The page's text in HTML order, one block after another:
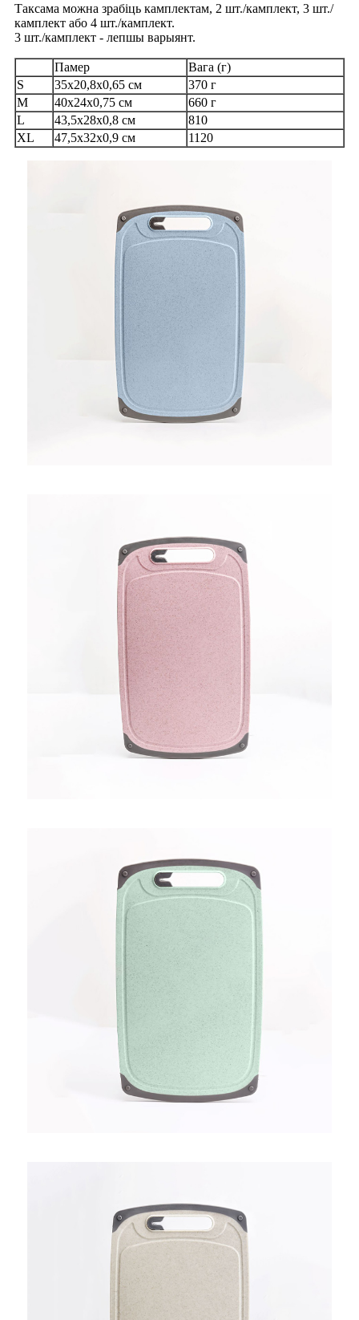
Таксама можна зрабіць камплектам, 2 шт./камплект, 3 шт./
камплект або 4 шт./камплект.
3 шт./камплект - лепшы варыянт.
Памер
Вага (г)
S
35x20,8x0,65 см
370 г
M
40x24x0,75 см
660 г
L
43,5x28x0,8 см
810
XL
47,5x32x0,9 см 1120